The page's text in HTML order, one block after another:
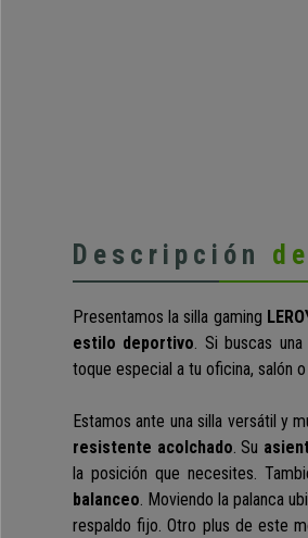
Descripción
Presentamos la silla gaming
estilo deportivo. Si buscas
toque especial a tu oficina, salón
Estamos ante una silla versátil y
resistente acolchado. Su
la posición que necesites.
balanceo. Moviendo la palanca
respaldo fijo. Otro plus de este